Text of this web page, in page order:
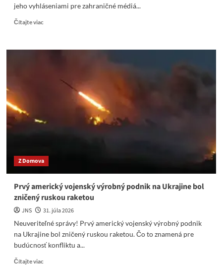
jeho vyhláseniami pre zahraničné médiá...
Čítajte viacRead
Zelenskyj
ukrajinských
síl.
Z Domova
Prvý americký vojenský výrobný podnik na Ukrajine bol
zničený ruskou raketou
JNS
31. júla 2026
Neuveriteľné správy! Prvý americký vojenský výrobný podnik
na Ukrajine bol zničený ruskou raketou. Čo to znamená pre
budúcnosť konfliktu a...
Čítajte viacRead